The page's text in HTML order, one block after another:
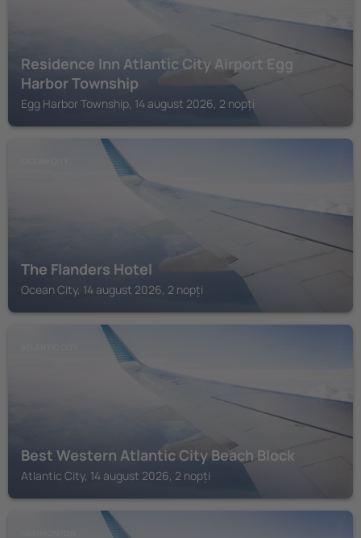
Residence Inn Atlantic City Airport Egg
Harbor Township
Egg Harbor Township, 14 august 2026, 2 nopți
The Flanders Hotel
Ocean City, 14 august 2026, 2 nopți
Best Western Atlantic City Beach Block
Atlantic City, 14 august 2026, 2 nopți